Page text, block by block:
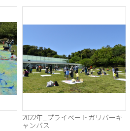
2022年_プライベートガリバーキ
ャンバス